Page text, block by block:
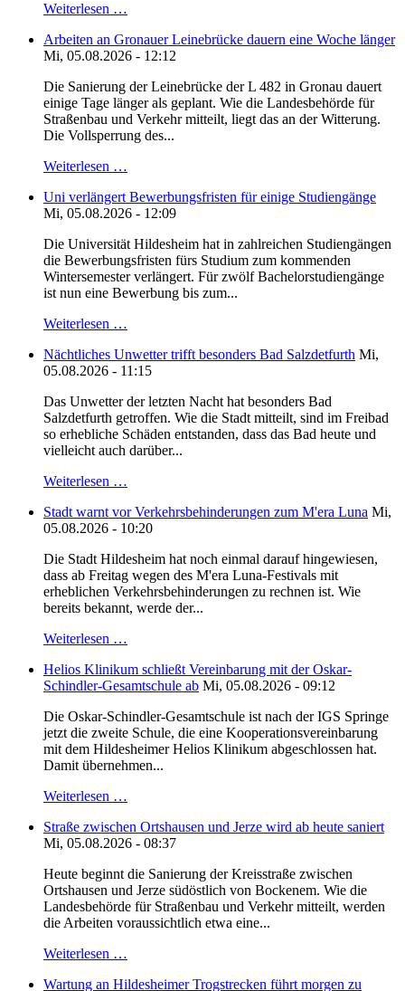
Weiterlesen …
Arbeiten an Gronauer Leinebrücke dauern eine Woche länger
Mi, 05.08.2026 - 12:12
Die Sanierung der Leinebrücke der L 482 in Gronau dauert
einige Tage länger als geplant. Wie die Landesbehörde für
Straßenbau und Verkehr mitteilt, liegt das an der Witterung.
Die Vollsperrung des...
Weiterlesen …
Uni verlängert Bewerbungsfristen für einige Studiengänge
Mi, 05.08.2026 - 12:09
Die Universität Hildesheim hat in zahlreichen Studiengängen
die Bewerbungsfristen fürs Studium zum kommenden
Wintersemester verlängert. Für zwölf Bachelorstudiengänge
ist nun eine Bewerbung bis zum...
Weiterlesen …
Nächtliches Unwetter trifft besonders Bad Salzdetfurth Mi,
05.08.2026 - 11:15
Das Unwetter der letzten Nacht hat besonders Bad
Salzdetfurth getroffen. Wie die Stadt mitteilt, sind im Freibad
so erhebliche Schäden entstanden, dass das Bad heute und
vielleicht auch darüber...
Weiterlesen …
Stadt warnt vor Verkehrsbehinderungen zum M'era Luna Mi,
05.08.2026 - 10:20
Die Stadt Hildesheim hat noch einmal darauf hingewiesen,
dass ab Freitag wegen des M'era Luna-Festivals mit
erheblichen Verkehrsbehinderungen zu rechnen ist. Wie
bereits bekannt, werde der...
Weiterlesen …
Helios Klinikum schließt Vereinbarung mit der Oskar-
Schindler-Gesamtschule ab Mi, 05.08.2026 - 09:12
Die Oskar-Schindler-Gesamtschule ist nach der IGS Springe
jetzt die zweite Schule, die eine Kooperationsvereinbarung
mit dem Hildesheimer Helios Klinikum abgeschlossen hat.
Damit übernehmen...
Weiterlesen …
Straße zwischen Ortshausen und Jerze wird ab heute saniert
Mi, 05.08.2026 - 08:37
Heute beginnt die Sanierung der Kreisstraße zwischen
Ortshausen und Jerze südöstlich von Bockenem. Wie die
Landesbehörde für Straßenbau und Verkehr mitteilt, werden
die Arbeiten voraussichtlich etwa eine...
Weiterlesen …
Wartung an Hildesheimer Trogstrecken führt morgen zu